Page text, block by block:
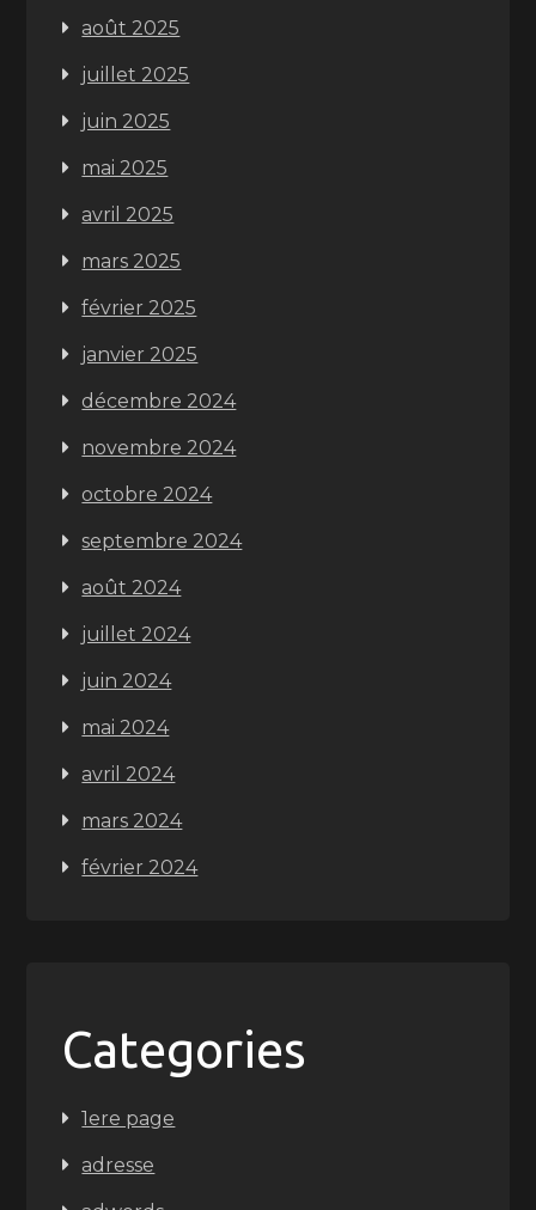
août 2025
juillet 2025
juin 2025
mai 2025
avril 2025
mars 2025
février 2025
janvier 2025
décembre 2024
novembre 2024
octobre 2024
septembre 2024
août 2024
juillet 2024
juin 2024
mai 2024
avril 2024
mars 2024
février 2024
Categories
1ere page
adresse